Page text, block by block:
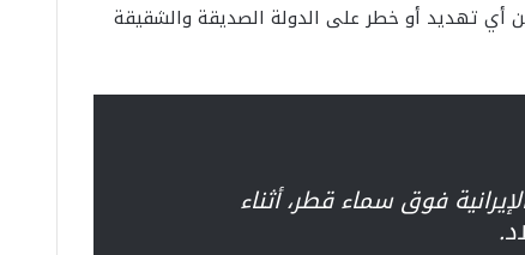
أي تهديد أو خطر على الدولة الصديقة والشقيقة
فوق سماء قطر، أثناء